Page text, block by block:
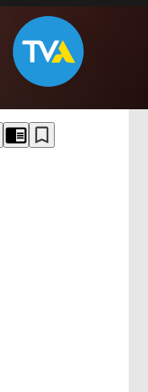
chrome_reader_mode bookmark_border